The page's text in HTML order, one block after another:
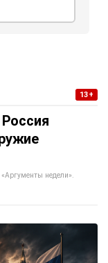
13+
«Аргументы недели».